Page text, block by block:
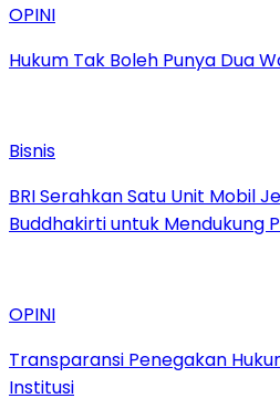
OPINI
Hukum Tak Boleh Punya Dua
Bisnis
BRI Serahkan Satu Unit Mobil
Buddhakirti untuk Mendukung
OPINI
Transparansi Penegakan
Institusi